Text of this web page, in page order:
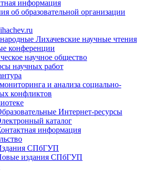
информация
об образовательной организации
Лихачевские научные чтения
конференции
научное общество
научных работ
и анализа социально-
конфликтов
Интернет-ресурсы
каталог
информация
СПбГУП
издания СПбГУП